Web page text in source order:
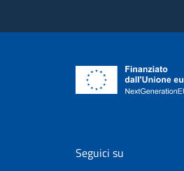
Seguici su